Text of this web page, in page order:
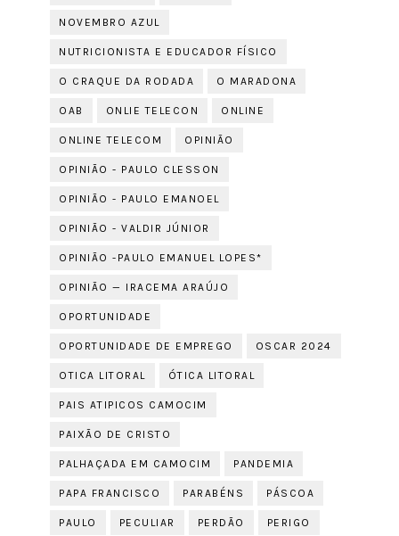
NOVEMBRO AZUL
NUTRICIONISTA E EDUCADOR FÍSICO
O CRAQUE DA RODADA O MARADONA
OAB ONLIE TELECON ONLINE
ONLINE TELECOM OPINIÃO
OPINIÃO - PAULO CLESSON
OPINIÃO - PAULO EMANOEL
OPINIÃO - VALDIR JÚNIOR
OPINIÃO -PAULO EMANUEL LOPES*
OPINIÃO — IRACEMA ARAÚJO
OPORTUNIDADE
OPORTUNIDADE DE EMPREGO OSCAR 2024
OTICA LITORAL ÓTICA LITORAL
PAIS ATIPICOS CAMOCIM
PAIXÃO DE CRISTO
PALHAÇADA EM CAMOCIM PANDEMIA
PAPA FRANCISCO PARABÉNS PÁSCOA
PAULO PECULIAR PERDÃO PERIGO